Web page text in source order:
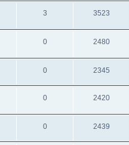
3 3523
0 2480
0 2345
0 2420
0 2439